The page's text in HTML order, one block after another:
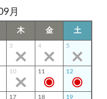
月
木 金 土
3 4 5
10 11 12
17 18 19